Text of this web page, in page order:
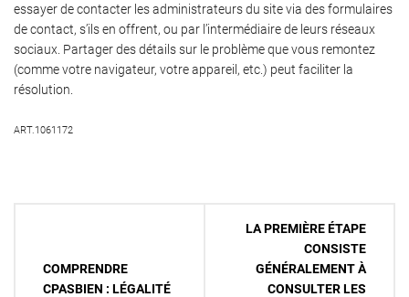
essayer de contacter les administrateurs du site via des formulaires
de contact, s’ils en offrent, ou par l’intermédiaire de leurs réseaux
sociaux. Partager des détails sur le problème que vous remontez
(comme votre navigateur, votre appareil, etc.) peut faciliter la
résolution.
ART.1061172
l’article
COMPRENDRE
CPASBIEN : LÉGALITÉ
LA PREMIÈRE ÉTAPE
CONSISTE
GÉNÉRALEMENT À
CONSULTER LES